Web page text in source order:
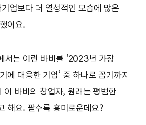
업보다 더 열성적인 모습에 많은
어요.
서는 이런 바비를 ‘2023년 가장
에 대응한 기업’ 중 하나로 꼽기까지
이 바비의 창업자, 원래는 평범한
해요. 팔수록 흥미로운데요?